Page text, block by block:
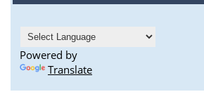
Powered by
Translate